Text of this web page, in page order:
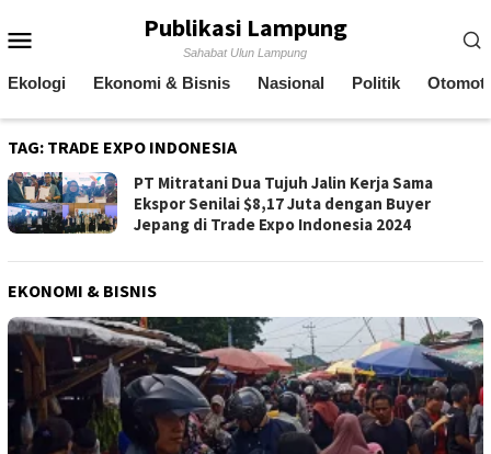
to
Publikasi Lampung
Sahabat Ulun Lampung
Ekologi Ekonomi & Bisnis Nasional Politik
TAG: TRADE EXPO INDONESIA
PT Mitratani Dua Tujuh Jalin Kerja Sama
Ekspor Senilai $8,17 Juta dengan Buyer
Jepang di Trade Expo Indonesia 2024
EKONOMI & BISNIS